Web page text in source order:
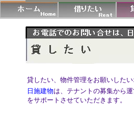
貸したい、物件管理をお願いした
日施建物は、テナントの募集から
をサポートさせていただきます。